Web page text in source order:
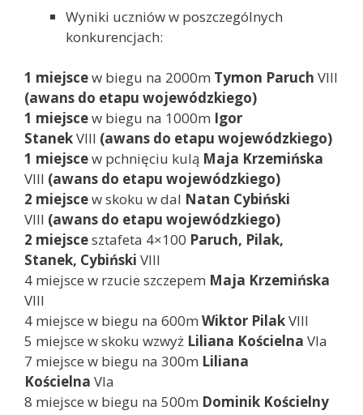
Wyniki uczniów w poszczególnych
konkurencjach:
1 miejscew biegu na 2000m Tymon Paruch VIII
(awans do etapu wojewódzkiego)
1 miejscew biegu na 1000m Igor
StanekVIII (awans do etapu wojewódzkiego)
1 miejscew pchnięciu kulą Maja Krzemińska
VIII (awans do etapu wojewódzkiego)
2 miejscew skoku w dal Natan Cybiński
VIII (awans do etapu wojewódzkiego)
2 miejscesztafeta 4×100 Paruch, Pilak,
Stanek, Cybiński VIII
4 miejsce w rzucie szczepem Maja Krzemińska
VIII
4 miejsce w biegu na 600m Wiktor PilakVIII
5 miejsce w skoku wzwyż Liliana Kościelna VIa
7 miejsce w biegu na 300m Liliana
Kościelna VIa
8 miejsce w biegu na 500m Dominik Kościelny